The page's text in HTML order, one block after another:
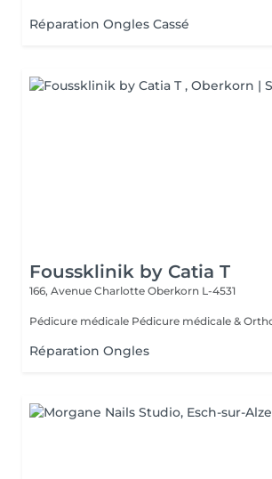
Réparation Ongles Cassé
Foussklinik by Catia T
166, Avenue Charlotte Oberkorn L-4531
Pédicure médicale Pédicure médicale &
Réparation Ongles